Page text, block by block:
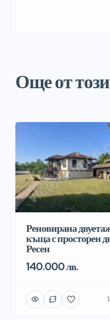
Още от
Реновирана
къща с просторен
Ресен
140.000 лв.